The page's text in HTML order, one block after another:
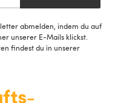
abmelden, indem du auf
unserer E-Mails klickst.
findest du in unserer